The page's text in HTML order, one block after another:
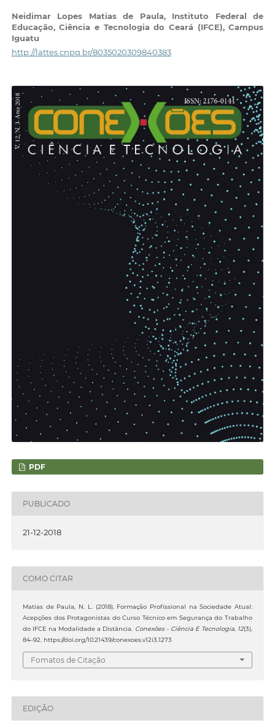
Neidimar Lopes Matias de Paula, Instituto Federal de
Educação, Ciência e Tecnologia do Ceará (IFCE), Campus
Iguatu
http://lattes.cnpq.br/8035020309840383
PDF
PUBLICADO
21-12-2018
COMO CITAR
Matias de Paula, N. L. (2018). Formação Profissional na Sociedade Atual:
Acepções dos Protagonistas do Curso Técnico em Segurança do Trabalho
do IFCE na Modalidade a Distância. Conexões - Ciência E Tecnologia, 12(3),
84–92. https://doi.org/10.21439/conexoes.v12i3.1273
Fomatos de Citação
EDIÇÃO